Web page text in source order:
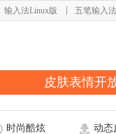
输入法Linux版 五笔输入法
皮肤表情开
时尚酷炫 动态